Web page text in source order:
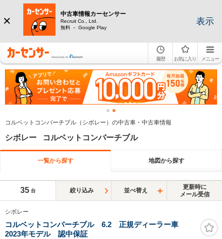
中古車情報カーセンサー
Recruit Co., Ltd.
無料 － Google Play
表示
履歴 お気に入り メニュー
コルベットコンバーチブル（シボレー）の中古車・中古車情報
シボレー コルベットコンバーチブル
一覧から探す 地図から探す
35 台 絞り込み 並べ替え
更新時に
メール受信
シボレー
コルベットコンバーチブル 6.2 正規ディーラー車
2023年モデル 認中保証